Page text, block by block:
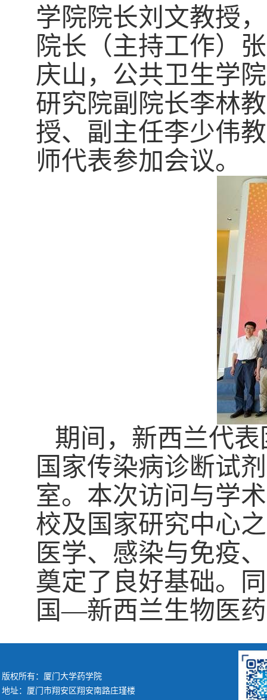
学院院长刘文教授
院长（主持工作）
庆山，公共卫生学
研究院副院长李林
授、副主任李少伟
师代表参加会议。
期间，新西兰代
国家传染病诊断试
室。本次访问与学
校及国家研究中心
医学、感染与免疫
奠定了良好基础。
国—新西兰生物医
版权所有：厦门大学药学院
地址：厦门市翔安区翔安南路庄瑾楼